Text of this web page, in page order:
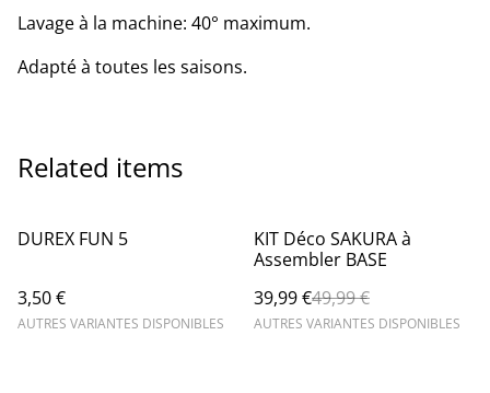
Lavage à la machine: 40° maximum.
Adapté à toutes les saisons.
Related items
DUREX FUN 5
3,50 €
AUTRES VARIANTES DISPONIBLES
%
KIT Déco SAKURA à
Assembler BASE
39,99 €49,99 €
AUTRES VARIANTES DISPONIBLES